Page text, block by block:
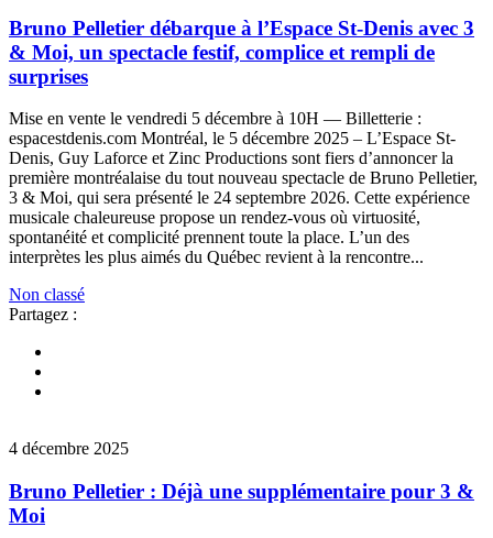
Bruno Pelletier débarque à l’Espace St-Denis avec 3
& Moi, un spectacle festif, complice et rempli de
surprises
Mise en vente le vendredi 5 décembre à 10H — Billetterie :
espacestdenis.com Montréal, le 5 décembre 2025 – L’Espace St-
Denis, Guy Laforce et Zinc Productions sont fiers d’annoncer la
première montréalaise du tout nouveau spectacle de Bruno Pelletier,
3 & Moi, qui sera présenté le 24 septembre 2026. Cette expérience
musicale chaleureuse propose un rendez-vous où virtuosité,
spontanéité et complicité prennent toute la place. L’un des
interprètes les plus aimés du Québec revient à la rencontre...
Non classé
Partagez :
4 décembre 2025
Bruno Pelletier : Déjà une supplémentaire pour 3 &
Moi